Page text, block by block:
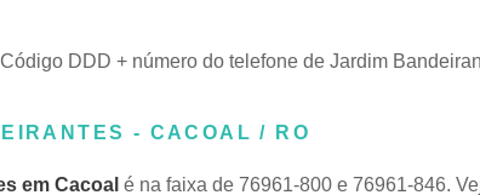
DDD + número do telefone de Jardim
- CACOAL / RO
em Cacoal é na faixa de 76961-800 e 76961-846.